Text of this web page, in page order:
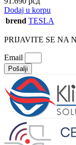
Dodaj u korpu
brend TESLA
PRIJAVITE SE NA
Email
Pošalji